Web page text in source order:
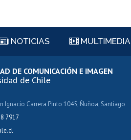
NOTICIAS MULTIMEDIA
DE COMUNICACIÓN E IMAGEN
de Chile
Ignacio Carrera Pinto 1045, Ñuñoa, Santiago
7917